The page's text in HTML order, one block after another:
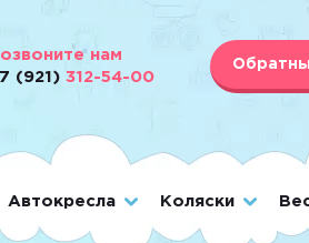
нам
(921)312-54-00
Автокресла Коляски